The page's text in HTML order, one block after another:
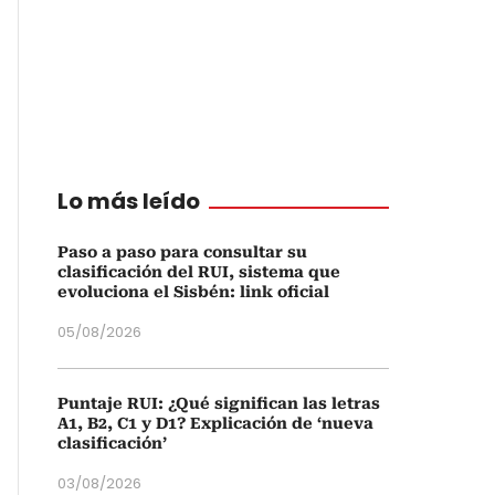
Lo más leído
Paso a paso para consultar su
clasificación del RUI, sistema que
evoluciona el Sisbén: link oficial
05/08/2026
Puntaje RUI: ¿Qué significan las letras
A1, B2, C1 y D1? Explicación de ‘nueva
clasificación’
03/08/2026